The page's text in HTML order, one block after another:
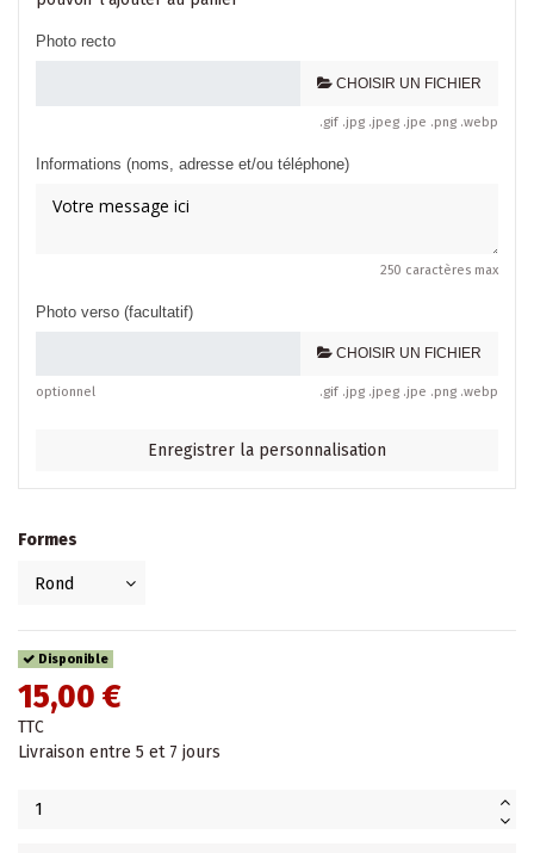
Photo recto
CHOISIR UN FICHIER
.gif .jpg .jpeg .jpe .png .webp
Informations (noms, adresse et/ou téléphone)
250 caractères max
Photo verso (facultatif)
CHOISIR UN FICHIER
optionnel .gif .jpg .jpeg .jpe .png .webp
Enregistrer la personnalisation
Formes
Disponible
15,00 €
TTC
Livraison entre 5 et 7 jours